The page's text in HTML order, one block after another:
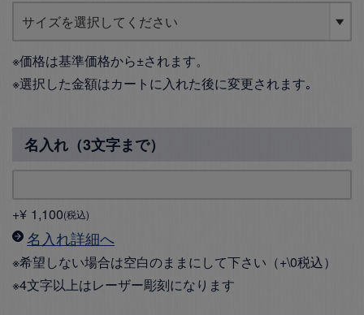
※価格は基準価格から±されます。
※選択した金額はカートに入れた後に変更されます｡
名入れ（3文字まで）
+¥ 1,100 税込
名入れ詳細へ
※希望しない場合は空白のままにして下さい（+\0税込）
※4文字以上はレーザー彫刻になります